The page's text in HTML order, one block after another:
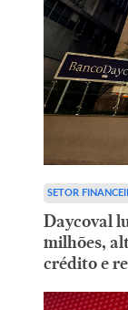
SETOR
Daycoval
milhões,
crédito e